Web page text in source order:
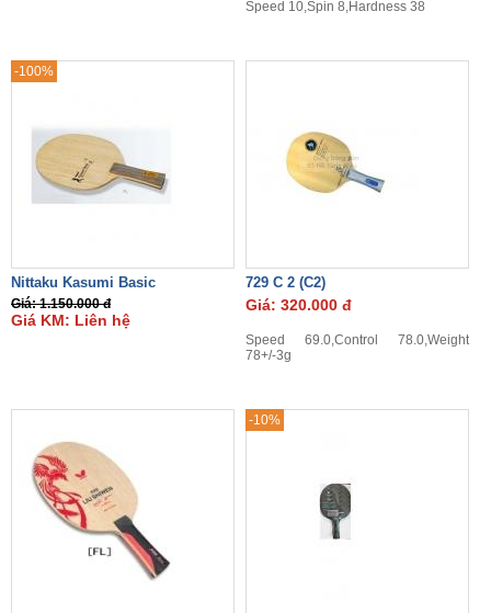
Speed 10,Spin 8,Hardness 38
-100%
Nittaku Kasumi Basic
Giá: 1.150.000 đ
Giá KM: Liên hệ
729 C 2 (C2)
Giá: 320.000 đ
Speed 69.0,Control 78.0,Weight
78+/-3g
-10%